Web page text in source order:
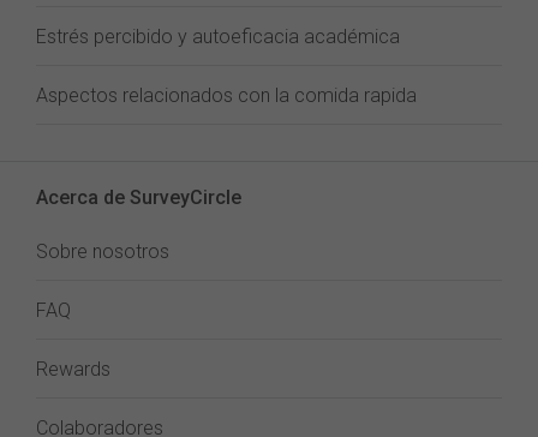
Estrés percibido y autoeficacia académica
Aspectos relacionados con la comida rapida
Acerca de SurveyCircle
Sobre nosotros
FAQ
Rewards
Colaboradores